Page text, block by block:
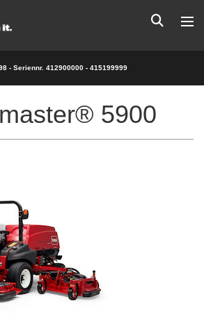
- Seriennr. 412900000 - 415199999
5900